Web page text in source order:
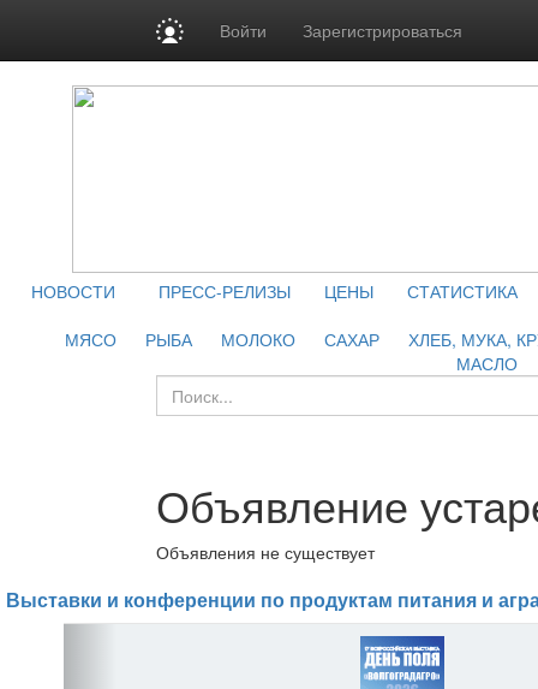
Войти Зарегистрироваться
НОВОСТИ ПРЕСС-РЕЛИЗЫ ЦЕНЫ
СТАТИСТИКА
МЯСО
РЫБА МОЛОКО САХАР
ХЛЕБ, МУКА,
МАСЛО
Объявление
Объявления не существует
Выставки и конференции по продуктам питания и